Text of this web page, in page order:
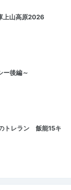
上山高原2026
ー後編～
トレラン 飯能15キ